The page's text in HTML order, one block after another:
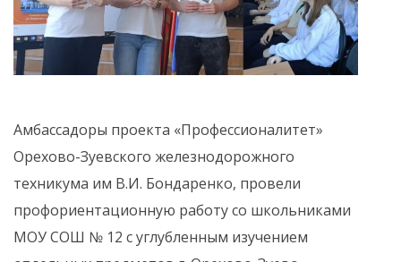
Амбассадоры проекта «Профессионалитет»
Орехово-Зуевского железнодорожного
техникума им В.И. Бондаренко, провели
профориентационную работу со школьниками
МОУ СОШ № 12 с углубленным изучением